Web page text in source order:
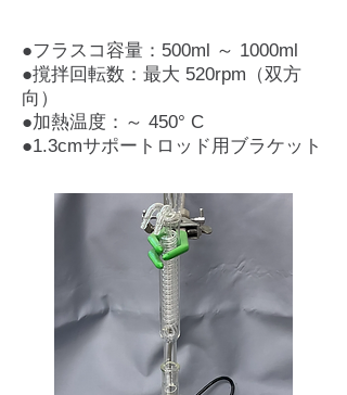
●フラスコ容量： 500ml ～ 1000ml
●撹拌回転数：最大 520rpm（双方
向）
●加熱温度：～ 450° C
●1.3cmサポートロッド用ブラケット